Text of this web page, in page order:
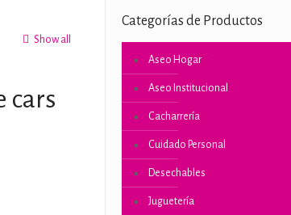
Show all
cars
Categorías de Productos
Aseo Hogar
Aseo Institucional
Cacharrería
Cuidado Personal
Desechables
Juguetería